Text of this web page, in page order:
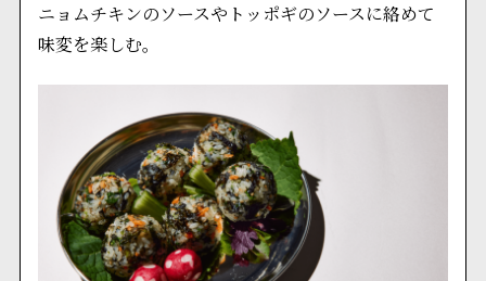
ニョムチキンのソースやトッポギのソースに絡めて
味変を楽しむ。